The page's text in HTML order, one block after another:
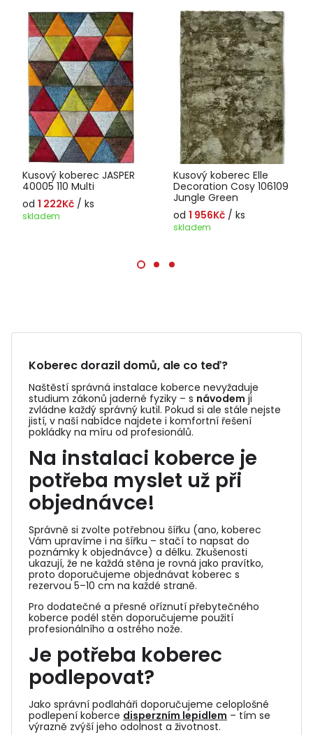
Kusový koberec JASPER
40005 110 Multi
od 1 222Kč / ks
skladem
Kusový koberec Elle
Decoration Cosy 106109
Jungle Green
od 1 956Kč / ks
skladem
Koberec dorazil domů, ale co teď?
Naštěstí správná instalace koberce nevyžaduje
studium zákonů jaderné fyziky – s návodem ji
zvládne každý správný kutil. Pokud si ale stále nejste
jistí, v naší nabídce najdete i komfortní řešení
pokládky na míru od profesionálů.
Na instalaci koberce je
potřeba myslet už při
objednávce!
Správně si zvolte potřebnou šířku (ano, koberec
Vám upravíme i na šířku – stačí to napsat do
poznámky k objednávce) a délku. Zkušenosti
ukazují, že ne každá stěna je rovná jako pravítko,
proto doporučujeme objednávat koberec s
rezervou 5–10 cm na každé straně.
Pro dodatečné a přesné oříznutí přebytečného
koberce podél stěn doporučujeme použití
profesionálního a ostrého nože.
Je potřeba koberec
podlepovat?
Jako správní podlaháři doporučujeme celoplošné
podlepení koberce disperzním lepidlem – tím se
výrazně zvýší jeho odolnost a životnost.